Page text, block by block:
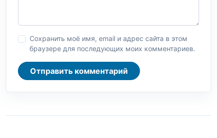
Сохранить моё имя, email и адрес сайта в этом
браузере для последующих моих комментариев.
Отправить комментарий